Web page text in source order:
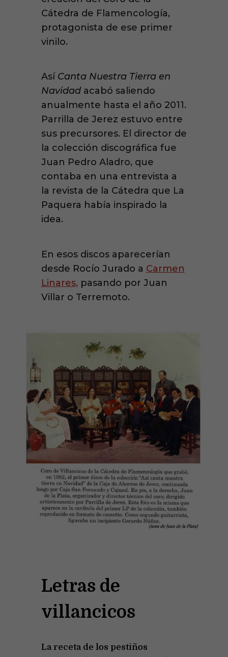
Cátedra de Flamencología,
protagonista de ese primer
vinilo.
Así Canta Nuestra Tierra en
Navidadacabó saliendo
anualmente hasta el año 2011.
Parrilla de Jerez estuvo entre
sus precursores. El director de
la colección discográfica fue
Juan Pedro Aladro, que
contaba en una entrevista a
la revista de la Cátedra que La
Paquera había inspirado la
idea.
En esos discos aparecerían
desde Rocío Jurado a Carmen
Linares, pasando por Juan
Villar o Terremoto.
Letras de
villancicos
La receta de los pestiños